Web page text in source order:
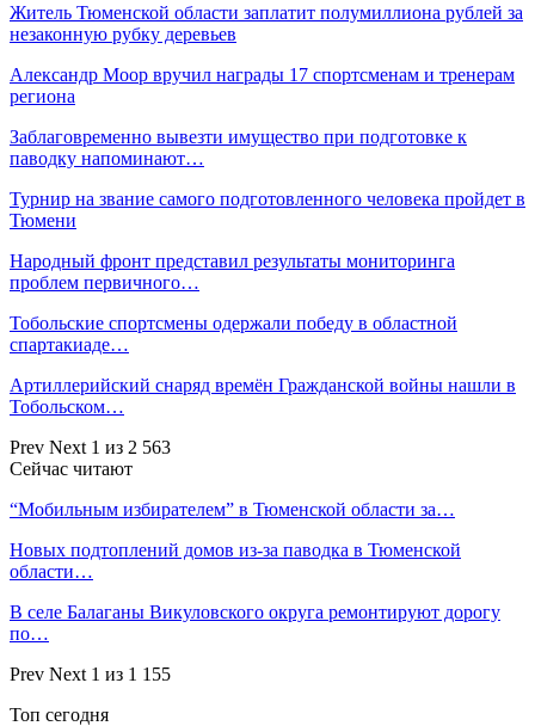
Житель Тюменской области заплатит полумиллиона рублей за
незаконную рубку деревьев
Александр Моор вручил награды 17 спортсменам и тренерам
региона
Заблаговременно вывезти имущество при подготовке к
паводку напоминают…
Турнир на звание самого подготовленного человека пройдет в
Тюмени
Народный фронт представил результаты мониторинга
проблем первичного…
Тобольские спортсмены одержали победу в областной
спартакиаде…
Артиллерийский снаряд времён Гражданской войны нашли в
Тобольском…
Prev Next 1 из 2 563
Сейчас читают
“Мобильным избирателем” в Тюменской области за…
Новых подтоплений домов из-за паводка в Тюменской
области…
В селе Балаганы Викуловского округа ремонтируют дорогу
по…
Prev Next 1 из 1 155
Топ сегодня